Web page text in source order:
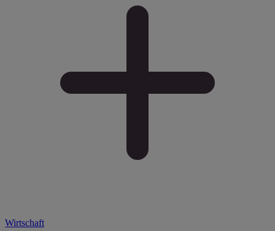
Wirtschaft